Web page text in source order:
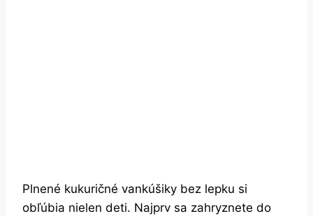
Plnené kukuričné vankúšiky bez lepku si
obľúbia nielen deti. Najprv sa zahryznete do